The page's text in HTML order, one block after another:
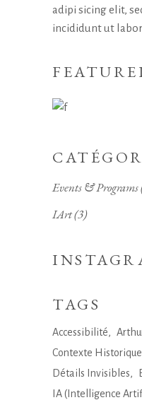
adipi sicing elit,
incididunt ut
Events & Programs
IArt(3)
TAGS
Accessibilité
Contexte Historique
Détails Invisibles
IA (Intelligence